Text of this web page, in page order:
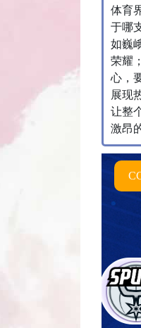
体育
于哪
如巍
荣耀
心，
展现
让整
激昂